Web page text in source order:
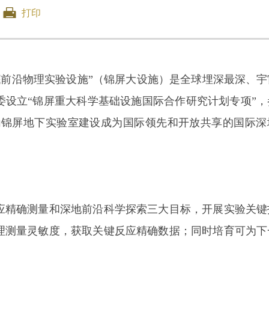
打印
物理实验设施”（锦屏大设施）是全球埋深最深、
立“锦屏重大科学基础设施国际合作研究计划专项”
屏地下实验室建设成为国际领先和开放共享的国际
确测量和深地前沿科学探索三大目标，开展实验关
量灵敏度，获取关键反应精确数据；同时培育可为